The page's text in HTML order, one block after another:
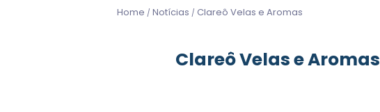
Home / Notícias / Clareô Velas e Aromas
Clareô Velas e Aromas